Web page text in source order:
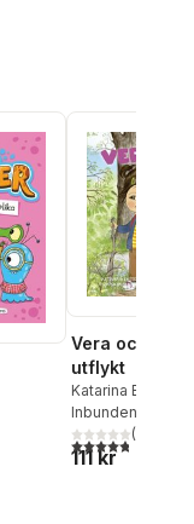
antal röster:
Vera och Ville
utflykt
Katarina Ekstedt
Blomberg
Inbunden
4,8utav 5(
111 kr